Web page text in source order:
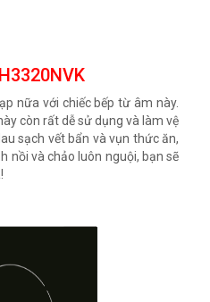
nữa với chiếc bếp từ âm này.
còn rất dễ sử dụng và làm vệ
sạch vết bẩn và vụn thức ăn,
nồi và chảo luôn nguội, bạn sẽ